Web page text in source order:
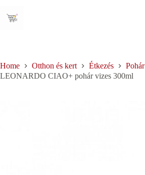
content
Home Otthon és kert Étkezés
Pohár
LEONARDO CIAO+ pohár vizes 300ml